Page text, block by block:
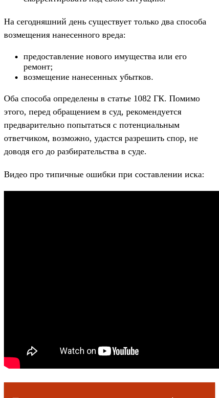
На сегодняшний день существует только два способа
возмещения нанесенного вреда:
предоставление нового имущества или его
ремонт;
возмещение нанесенных убытков.
Оба способа определены в статье 1082 ГК. Помимо
этого, перед обращением в суд, рекомендуется
предварительно попытаться с потенциальным
ответчиком, возможно, удастся разрешить спор, не
доводя его до разбирательства в суде.
Видео про типичные ошибки при составлении иска: